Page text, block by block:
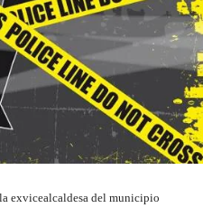
exvicealcaldesa del municipio